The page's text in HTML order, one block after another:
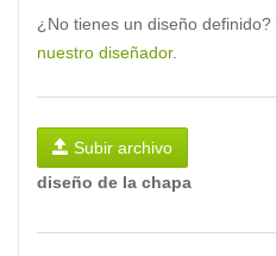
¿No tienes un diseño
nuestro diseñador.
Subir archivo
diseño de la chapa